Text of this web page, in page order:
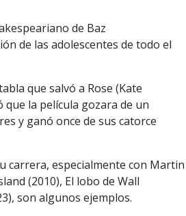
de Baz
de las adolescentes de todo el
que salvó a Rose (Kate
la película gozara de un
y ganó once de sus catorce
carrera, especialmente con Martin
(2010), El lobo de Wall
son algunos ejemplos.